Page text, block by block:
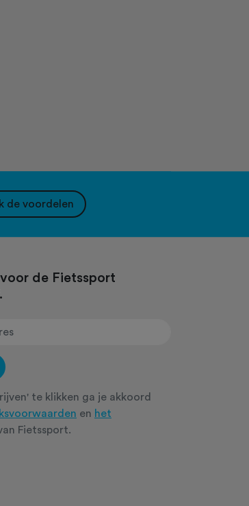
de voordelen
de Fietssport
te klikken ga je akkoord
en het
Fietssport.